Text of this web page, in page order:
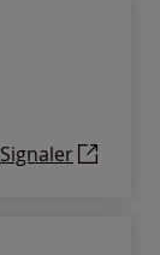
Signaler